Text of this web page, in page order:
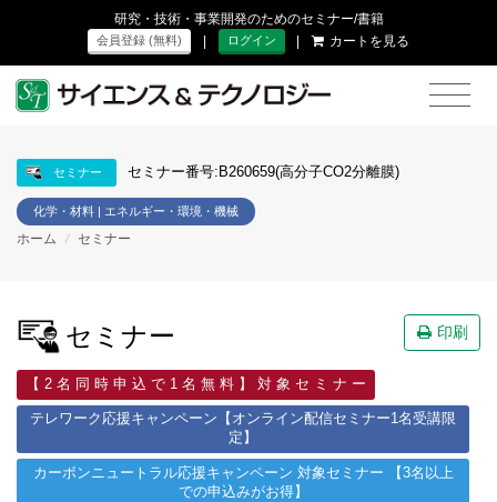
研究・技術・事業開発のためのセミナー/書籍
会員登録 (無料) | ログイン | カートを見る
セミナー セミナー番号:B260659(高分子CO2分離膜)
化学・材料 | エネルギー・環境・機械
ホーム / セミナー
セミナー 印刷
【 2 名 同 時 申 込 で 1 名 無 料 】 対 象 セ ミ ナ ー
テレワーク応援キャンペーン【オンライン配信セミナー1名受講限
定】
カーボンニュートラル応援キャンペーン 対象セミナー 【3名以上
での申込みがお得】